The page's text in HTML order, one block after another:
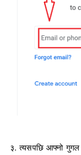
३. त्यसपछि आफ्नो गुगल